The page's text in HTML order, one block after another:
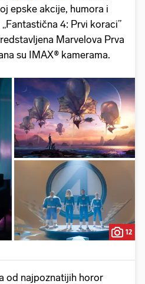
epske akcije, humora i
4: Prvi koraci”
Marvelova Prva
su IMAX® kamerama.
12
od najpoznatijih horor